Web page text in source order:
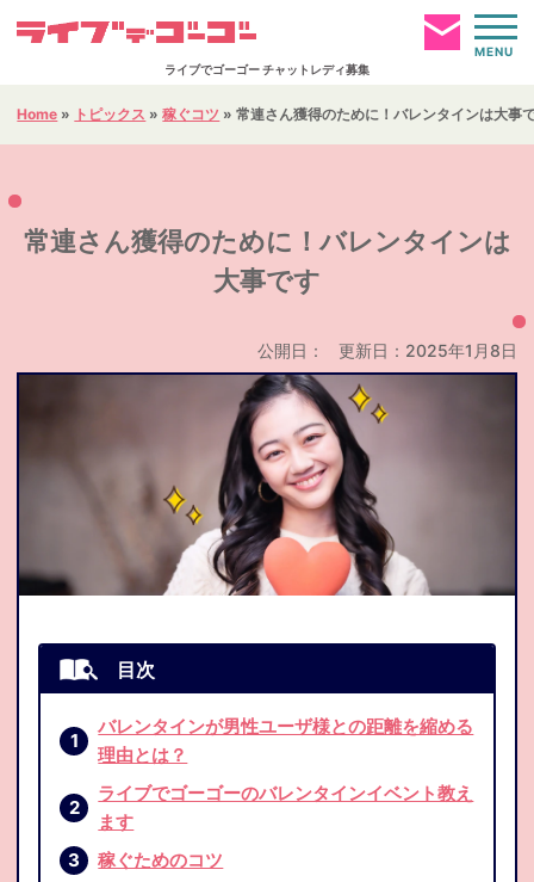
ライブでゴーゴー チャットレディ募集
お仕事ページへログイン
応募資格
よくある質問集
トピックス
通勤応募
お問合せ
MENU
Home » トピックス » 稼ぐコツ » 常連さん獲得のために！バレンタインは大事
常連さん獲得のために！バレンタインは
大事です
公開日： 更新日：2025年1月8日
バレンタインが男性ユーザ様との距離を縮める
理由とは？
ライブでゴーゴーのバレンタインイベント教え
ます
稼ぐためのコツ